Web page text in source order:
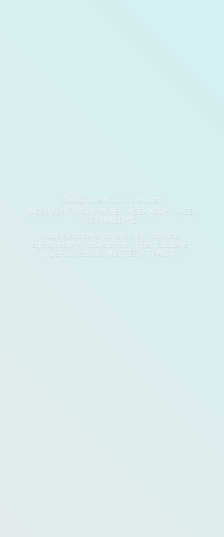
Øko lammeskind i top kvalitet
INGEN KEMI - INGEN FARVE - INGEN KROM - INGEN
FORMALDEHYD
Hudpleje baseret på rene olier - rosenolie
og arganolie - i naturens navn. Ingen parabener,
ingen farvestoffer, IKKE TESTET PÅ DYR!